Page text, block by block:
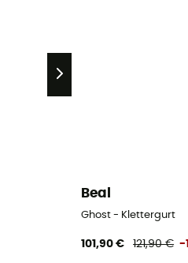
Beal
Ghost - Klettergurt
101,90 € 121,90 € -